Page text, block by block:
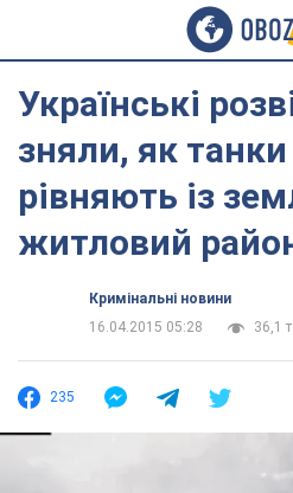
Українські
зняли, як танки
рівняють із
житловий
Кримінальні новини
16.04.2015 05:28
36,1 т.
235